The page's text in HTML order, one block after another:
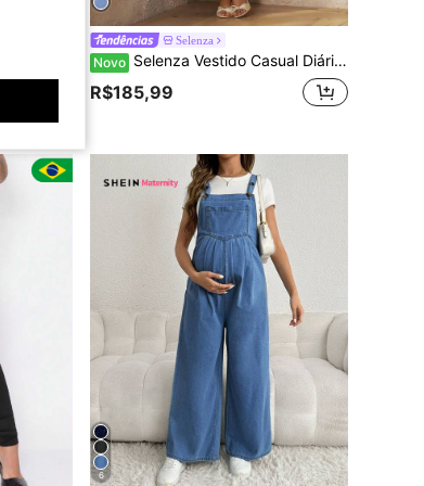
Selenza
Novo Selenza Vestido Casual Diário de Denim com Alças Finas, Amarração nas Costas e Franzido para Mulheres
R$185,99
6